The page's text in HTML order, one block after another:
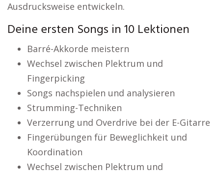
Ausdrucksweise entwickeln.
Deine ersten Songs in 10 Lektionen
Barré-Akkorde meistern
Wechsel zwischen Plektrum und
Fingerpicking
Songs nachspielen und analysieren
Strumming-Techniken
Verzerrung und Overdrive bei der E-Gitarre
Fingerübungen für Beweglichkeit und
Koordination
Wechsel zwischen Plektrum und